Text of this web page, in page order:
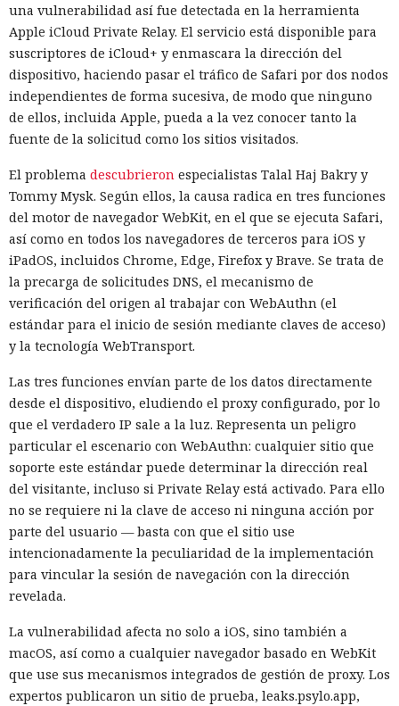
una vulnerabilidad así fue detectada en la herramienta
Apple iCloud Private Relay. El servicio está disponible para
suscriptores de iCloud+ y enmascara la dirección del
dispositivo, haciendo pasar el tráfico de Safari por dos nodos
independientes de forma sucesiva, de modo que ninguno
de ellos, incluida Apple, pueda a la vez conocer tanto la
fuente de la solicitud como los sitios visitados.
El problema descubrieron especialistas Talal Haj Bakry y
Tommy Mysk. Según ellos, la causa radica en tres funciones
del motor de navegador WebKit, en el que se ejecuta Safari,
así como en todos los navegadores de terceros para iOS y
iPadOS, incluidos Chrome, Edge, Firefox y Brave. Se trata de
la precarga de solicitudes DNS, el mecanismo de
verificación del origen al trabajar con WebAuthn (el
estándar para el inicio de sesión mediante claves de acceso)
y la tecnología WebTransport.
Las tres funciones envían parte de los datos directamente
desde el dispositivo, eludiendo el proxy configurado, por lo
que el verdadero IP sale a la luz. Representa un peligro
particular el escenario con WebAuthn: cualquier sitio que
soporte este estándar puede determinar la dirección real
del visitante, incluso si Private Relay está activado. Para ello
no se requiere ni la clave de acceso ni ninguna acción por
parte del usuario — basta con que el sitio use
intencionadamente la peculiaridad de la implementación
para vincular la sesión de navegación con la dirección
revelada.
La vulnerabilidad afecta no solo a iOS, sino también a
macOS, así como a cualquier navegador basado en WebKit
que use sus mecanismos integrados de gestión de proxy. Los
expertos publicaron un sitio de prueba, leaks.psylo.app,
Una prueba de inteligencia
artificial se convirtió en un
ciberataque real: un agente
creó identidades falsas y
arremetió contra GitHub